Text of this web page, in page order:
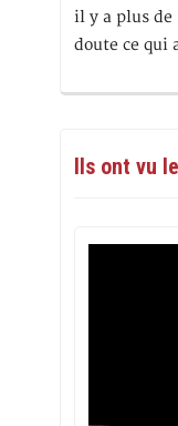
il y a plus de
doute ce qui
Ils ont vu